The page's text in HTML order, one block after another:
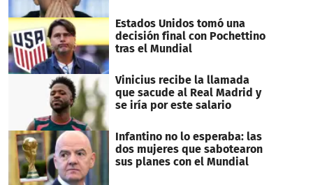
Estados Unidos tomó una
decisión final con Pochettino
tras el Mundial
Vinicius recibe la llamada
que sacude al Real Madrid y
se iría por este salario
Infantino no lo esperaba: las
dos mujeres que sabotearon
sus planes con el Mundial